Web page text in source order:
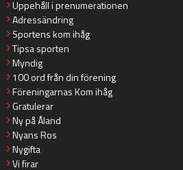
Uppehåll i prenumerationen
Adressändring
Sportens kom ihåg
Tipsa sporten
Myndig
100 ord från din förening
Föreningarnas Kom ihåg
Gratulerar
Ny på Åland
Nyans Ros
Nygifta
Vi firar